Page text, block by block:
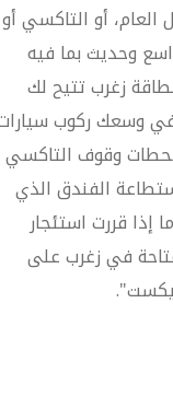
العام، أو التاكسي أو
وحديث بما فيه
زغرب تتيح لك
في وسعك ركوب
وقوف التاكسي
الفندق الذي
قررت استئجار
في زغرب على